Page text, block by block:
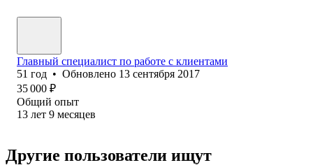
Главный специалист по работе с клиентами
51 год • Обновлено 13 сентября 2017
35 000 ₽
Общий опыт
13 лет 9 месяцев
Другие пользователи ищут